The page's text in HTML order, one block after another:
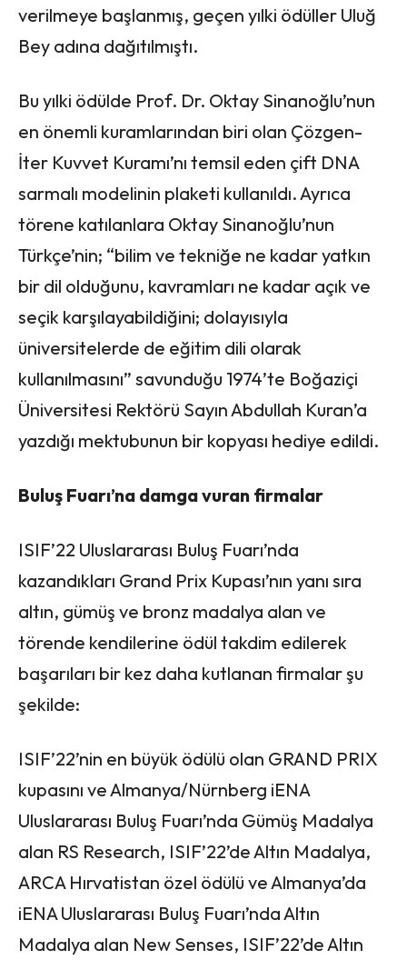
verilmeye başlanmış, geçen yılki ödüller Uluğ
Bey adına dağıtılmıştı.
Bu yılki ödülde Prof. Dr. Oktay Sinanoğlu’nun
en önemli kuramlarından biri olan Çözgen-
İter Kuvvet Kuramı’nı temsil eden çift DNA
sarmalı modelinin plaketi kullanıldı. Ayrıca
törene katılanlara Oktay Sinanoğlu’nun
Türkçe’nin; “bilim ve tekniğe ne kadar yatkın
bir dil olduğunu, kavramları ne kadar açık ve
seçik karşılayabildiğini; dolayısıyla
üniversitelerde de eğitim dili olarak
kullanılmasını” savunduğu 1974’te Boğaziçi
Üniversitesi Rektörü Sayın Abdullah Kuran’a
yazdığı mektubunun bir kopyası hediye edildi.
Buluş Fuarı’na damga vuran firmalar
ISIF’22 Uluslararası Buluş Fuarı’nda
kazandıkları Grand Prix Kupası’nın yanı sıra
altın, gümüş ve bronz madalya alan ve
törende kendilerine ödül takdim edilerek
başarıları bir kez daha kutlanan firmalar şu
şekilde:
ISIF’22’nin en büyük ödülü olan GRAND PRIX
kupasını ve Almanya/Nürnberg iENA
Uluslararası Buluş Fuarı’nda Gümüş Madalya
alan RS Research, ISIF’22’de Altın Madalya,
ARCA Hırvatistan özel ödülü ve Almanya’da
iENA Uluslararası Buluş Fuarı’nda Altın
Madalya alan New Senses, ISIF’22’de Altın